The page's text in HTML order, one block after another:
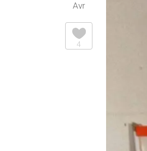
Avr
4